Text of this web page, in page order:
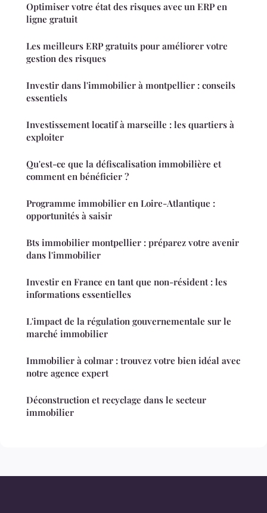
Optimiser votre état des risques avec un ERP en
ligne gratuit
Les meilleurs ERP gratuits pour améliorer votre
gestion des risques
Investir dans l'immobilier à montpellier : conseils
essentiels
Investissement locatif à marseille : les quartiers à
exploiter
Qu'est-ce que la défiscalisation immobilière et
comment en bénéficier ?
Programme immobilier en Loire-Atlantique :
opportunités à saisir
Bts immobilier montpellier : préparez votre avenir
dans l'immobilier
Investir en France en tant que non-résident : les
informations essentielles
L'impact de la régulation gouvernementale sur le
marché immobilier
Immobilier à colmar : trouvez votre bien idéal avec
notre agence expert
Déconstruction et recyclage dans le secteur
immobilier